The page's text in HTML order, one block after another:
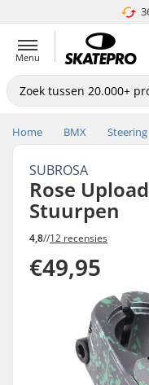
Menu
Home BMX Steering
SUBROSA
Rose
Stuurpen
4,8//12 recensies
€49,95